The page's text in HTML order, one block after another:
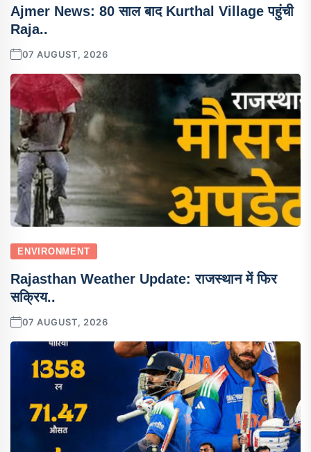
Ajmer News: 80 साल बाद Kurthal Village पहुंची
Raja..
07 AUGUST, 2026
ENVIRONMENT
Rajasthan Weather Update: राजस्थान में फिर
सक्रिय..
07 AUGUST, 2026